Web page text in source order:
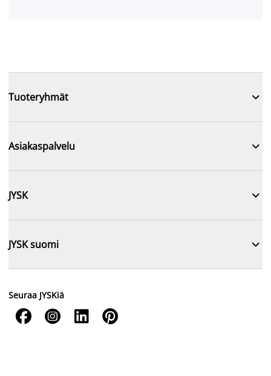
Tuoteryhmät 
Asiakaspalvelu 
JYSK 
JYSK suomi 
Seuraa JYSKiä
   